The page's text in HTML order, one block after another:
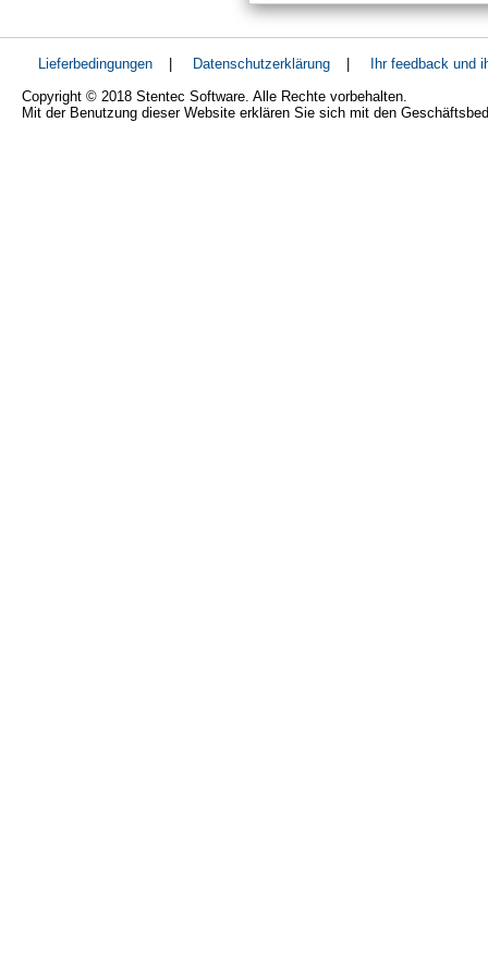
Lieferbedingungen | Datenschutzerklärung |
Ihr feedback und
Copyright © 2018 Stentec Software. Alle Rechte vorbehalten.
Mit der Benutzung dieser Website erklären Sie sich mit den